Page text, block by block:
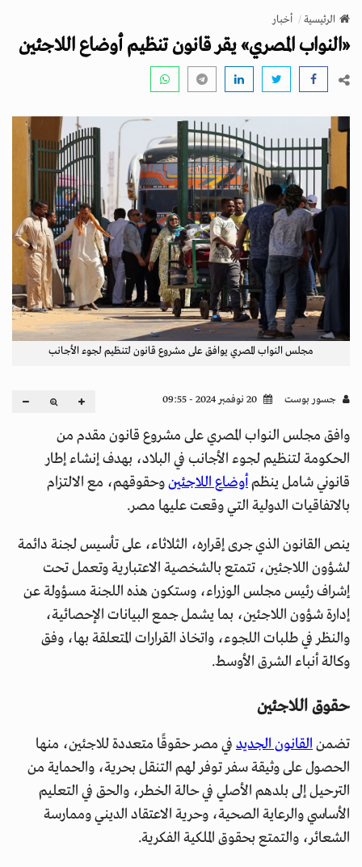
v
g
o
n
الرئيسية أخبار
«النواب المصري» يقر قانون تنظيم أوضاع اللاجئين
مجلس النواب المصري يوافق على مشروع قانون لتنظيم لجوء الأجانب
جسور بوست
وافق مجلس النواب المصري على مشروع قانون مقدم من
الحكومة لتنظيم لجوء الأجانب في البلاد، بهدف إنشاء إطار
قانوني شامل ينظمأوضاع اللاجئينوحقوقهم، مع الالتزام
بالاتفاقيات الدولية التي وقعت عليها مصر.
ينص القانون الذي جرى إقراره، الثلاثاء، على تأسيس لجنة دائمة
لشؤون اللاجئين، تتمتع بالشخصية الاعتبارية وتعمل تحت
إشراف رئيس مجلس الوزراء، وستكون هذه اللجنة مسؤولة عن
إدارة شؤون اللاجئين، بما يشمل جمع البيانات الإحصائية،
والنظر في طلبات اللجوء، واتخاذ القرارات المتعلقة بها، وفق
وكالة أنباء الشرق الأوسط.
حقوق اللاجئين
تضمنالقانون الجديد في مصر حقوقًا متعددة للاجئين، منها
الحصول على وثيقة سفر توفر لهم التنقل بحرية، والحماية من
الترحيل إلى بلدهم الأصلي في حالة الخطر، والحق في التعليم
الأساسي والرعاية الصحية، وحرية الاعتقاد الديني وممارسة
الشعائر، والتمتع بحقوق الملكية الفكرية.